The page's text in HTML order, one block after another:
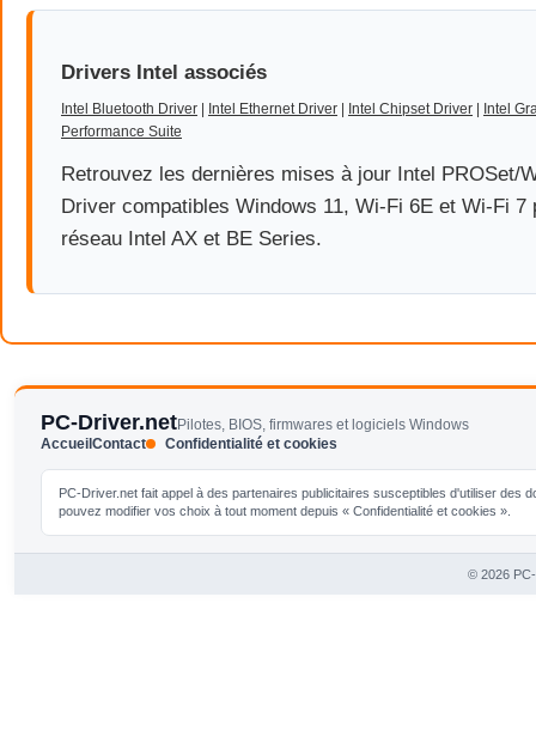
Drivers Intel associés
Intel Bluetooth Driver Intel Ethernet Driver Intel Chipset Driver
Intel
Performance Suite
Retrouvez les dernières mises à jour Intel PROSet/
Driver compatibles Windows 11, Wi-Fi 6E et Wi-Fi 7
réseau Intel AX et BE Series.
PC-Driver.netPilotes, BIOS, firmwares et logiciels Windows
Accueil Contact Confidentialité et cookies
PC-Driver.net fait appel à des partenaires publicitaires susceptibles d'utiliser
pouvez modifier vos choix à tout moment depuis « Confidentialité et cookies ».
© 2026